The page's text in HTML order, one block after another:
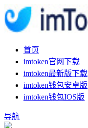
首页
imtoken官网下载
imtoken最新版下载
imtoken钱包安卓版
imtoken钱包IOS版
导航